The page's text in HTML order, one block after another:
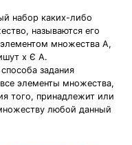
набор каких-либо
называются его
множества А,
x Є А.
задания
элементы множества,
того, принадлежит или
любой данный